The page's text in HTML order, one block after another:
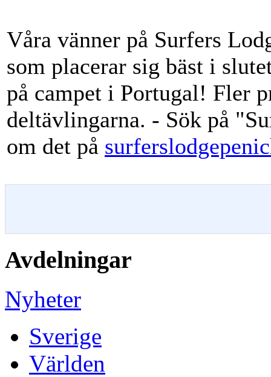
Våra vänner på Surfers
som placerar sig bäst i
på campet i Portugal! Fler
deltävlingarna. - Sök på
om det på
Avdelningar
Nyheter
Sverige
Världen